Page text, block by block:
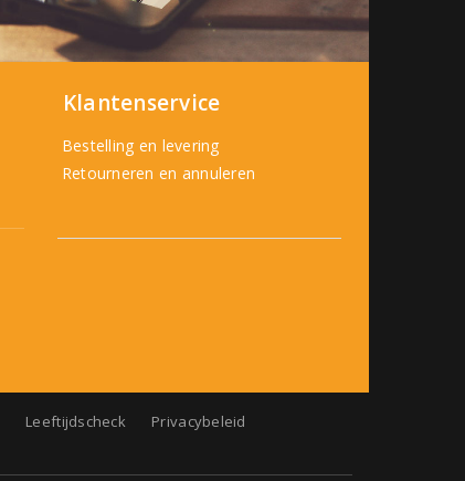
Klantenservice
Bestelling en levering
Retourneren en annuleren
Leeftijdscheck
Privacybeleid